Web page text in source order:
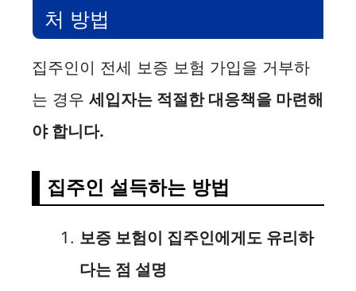
처 방법
집주인이 전세 보증 보험 가입을 거부하
는 경우 세입자는 적절한 대응책을 마련해
야 합니다.
집주인 설득하는 방법
보증 보험이 집주인에게도 유리하
다는 점 설명